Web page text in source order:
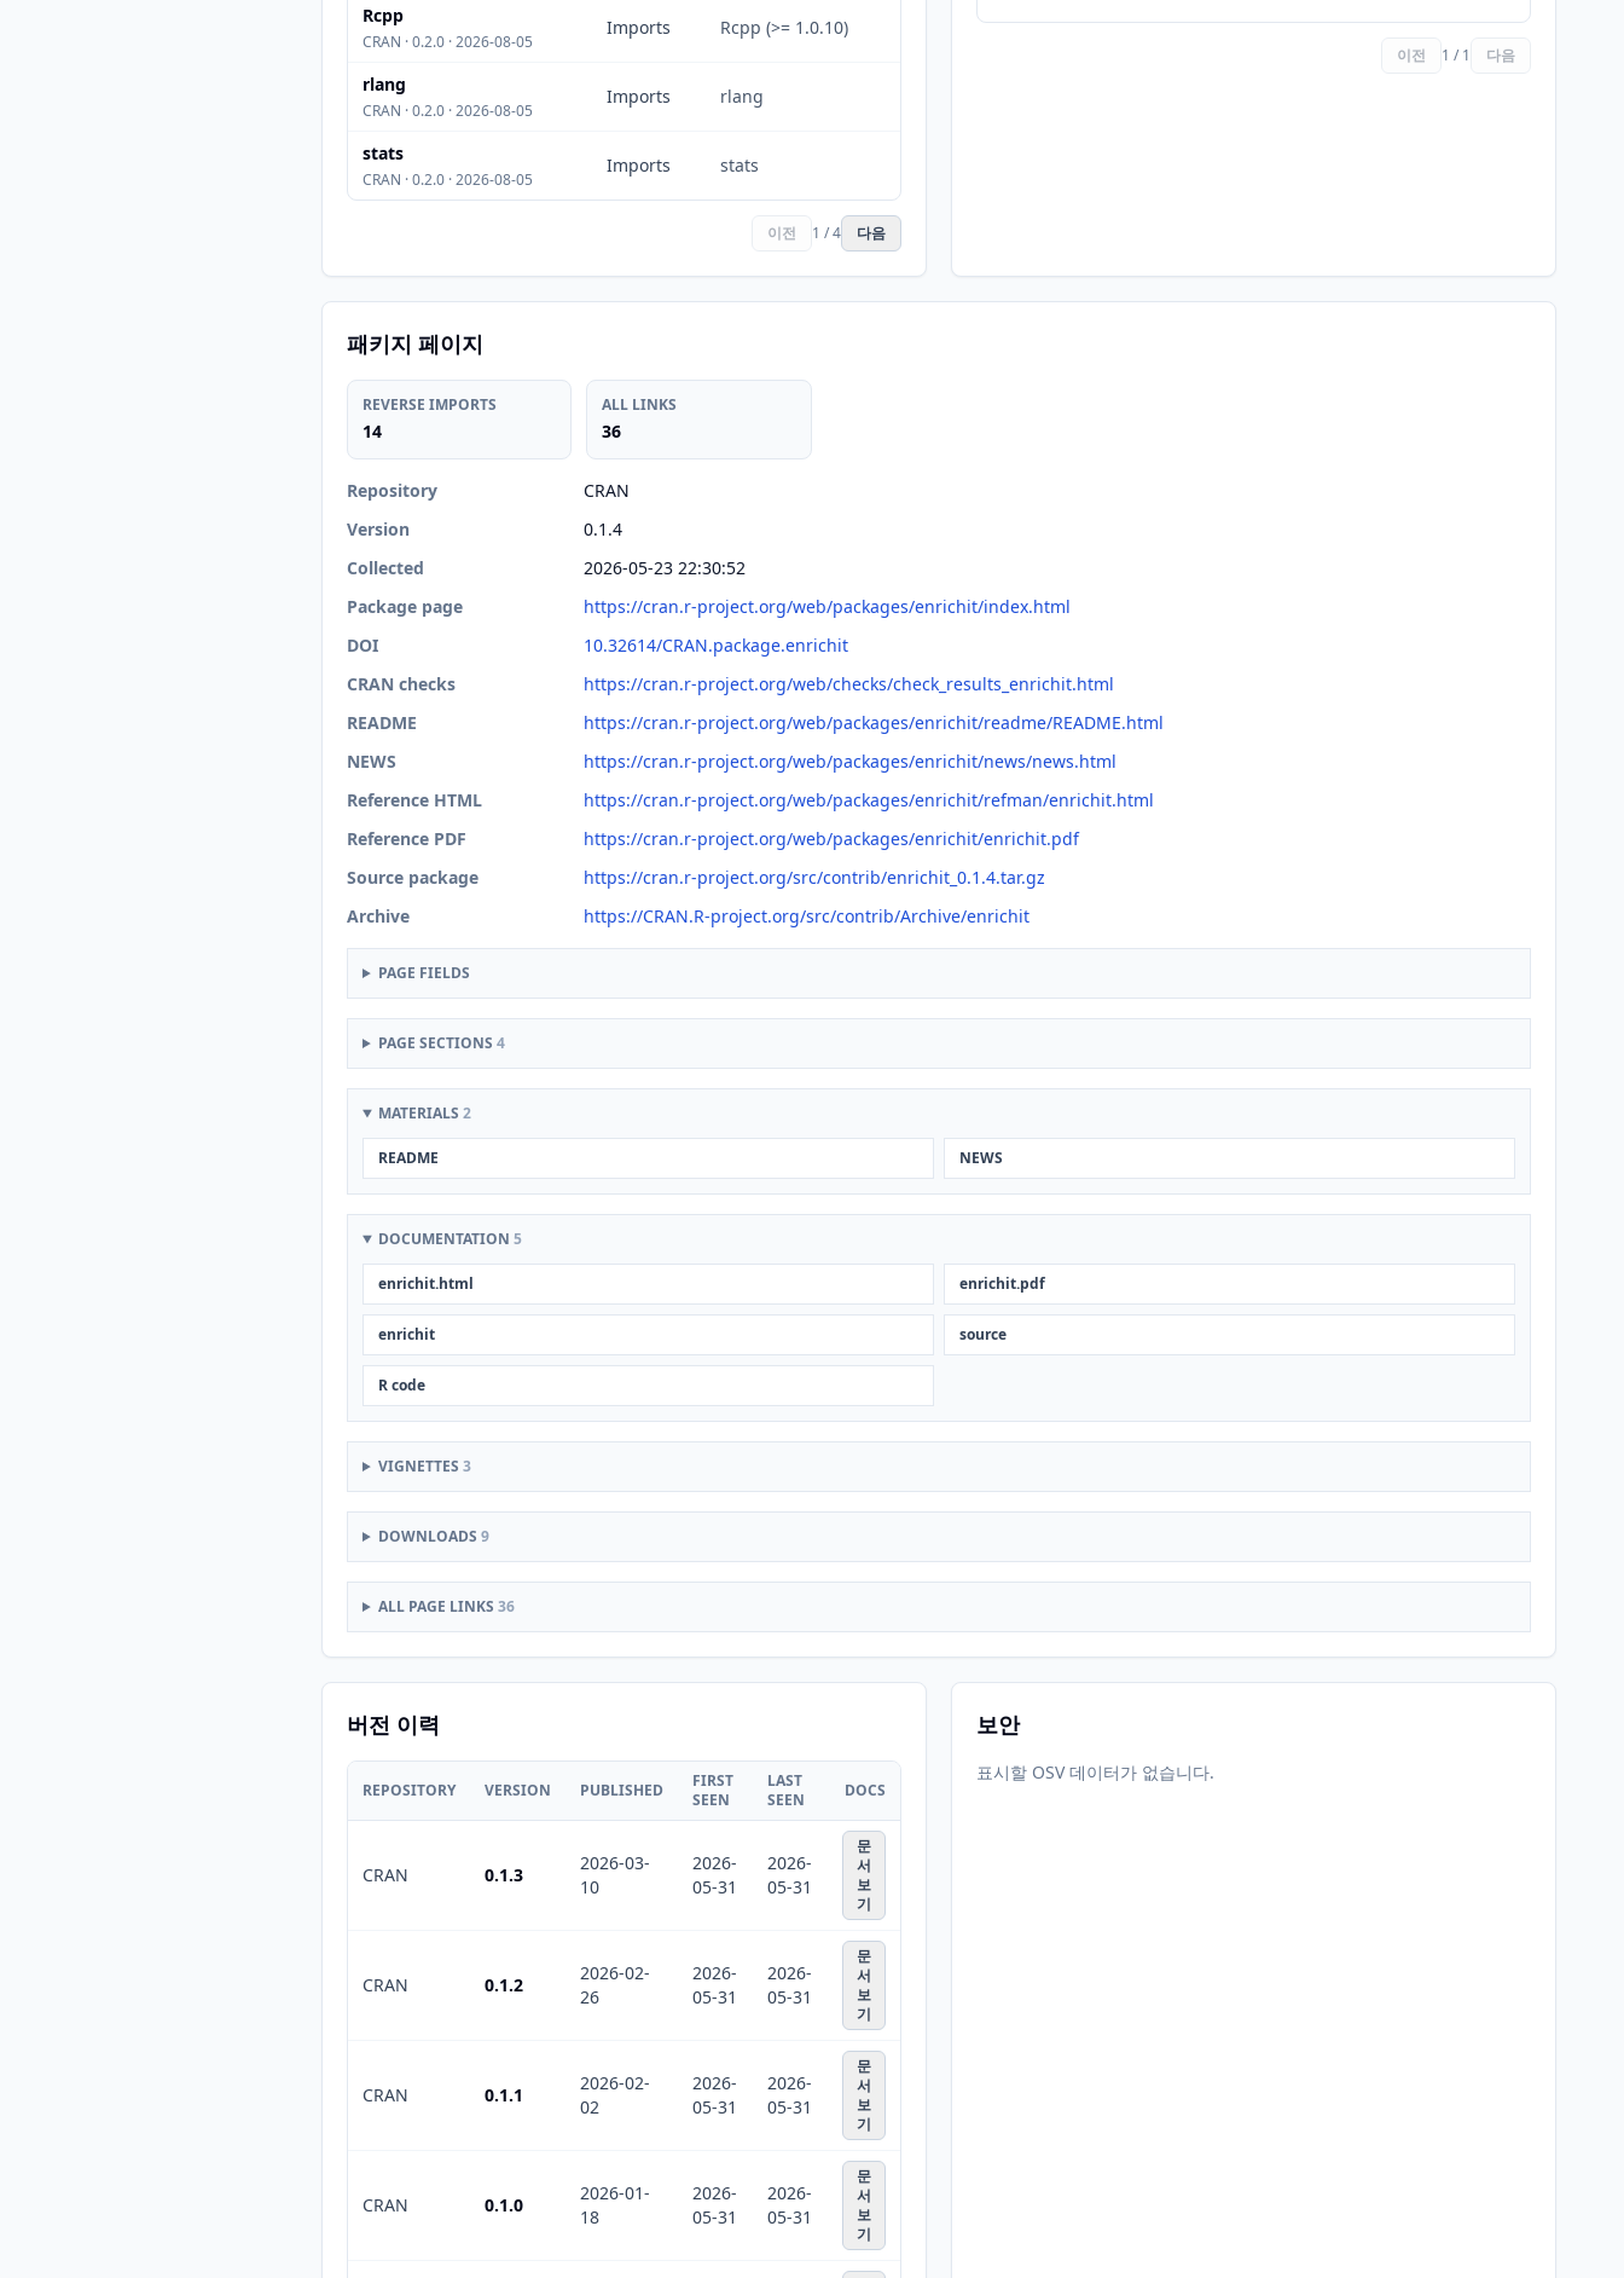
Rcpp
CRAN · 0.2.0 · 2026-08-05
Imports Rcpp (>= 1.0.10)
rlang
CRAN · 0.2.0 · 2026-08-05
Imports rlang
stats
CRAN · 0.2.0 · 2026-08-05
Imports stats
이전 1 / 4 다음
이전 1 / 1 다음
패키지 페이지
REVERSE IMPORTS
14
ALL LINKS
36
Repository
CRAN
Version
0.1.4
Collected
2026-05-23 22:30:52
Package page
https://cran.r-project.org/web/packages/enrichit/index.html
DOI
10.32614/CRAN.package.enrichit
CRAN checks
https://cran.r-project.org/web/checks/check_results_enrichit.html
README
https://cran.r-project.org/web/packages/enrichit/readme/README.html
NEWS
https://cran.r-project.org/web/packages/enrichit/news/news.html
Reference HTML
https://cran.r-project.org/web/packages/enrichit/refman/enrichit.html
Reference PDF
https://cran.r-project.org/web/packages/enrichit/enrichit.pdf
Source package
https://cran.r-project.org/src/contrib/enrichit_0.1.4.tar.gz
Archive
https://CRAN.R-project.org/src/contrib/Archive/enrichit
PAGE FIELDS
PAGE SECTIONS 4
MATERIALS 2
README NEWS
DOCUMENTATION 5
enrichit.html enrichit.pdf
enrichit source
R code
VIGNETTES 3
DOWNLOADS 9
ALL PAGE LINKS 36
버전 이력
REPOSITORY VERSION PUBLISHED
FIRST
SEEN
LAST
SEEN
DOCS
CRAN 0.1.3
2026-03-
10
2026-
05-31
2026-
05-31
문
서
보
기
CRAN 0.1.2
2026-02-
26
2026-
05-31
2026-
05-31
문
서
보
기
CRAN 0.1.1
2026-02-
02
2026-
05-31
2026-
05-31
문
서
보
기
CRAN 0.1.0
2026-01-
18
2026-
05-31
2026-
05-31
문
서
보
기
보안
표시할 OSV 데이터가 없습니다.